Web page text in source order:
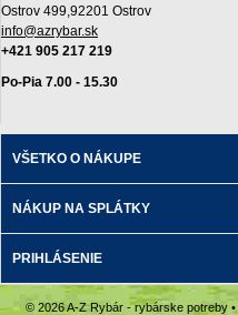
Ostrov 499,92201 Ostrov
info@azrybar.sk
+421 905 217 219
Po-Pia 7.00 - 15.30
VŠETKO O NÁKUPE
NÁKUP NA SPLÁTKY
PRIHLÁSENIE
© 2026 A-Z Rybár - rybárske potreby •